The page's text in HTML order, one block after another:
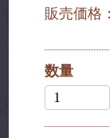
販売価格：
数量